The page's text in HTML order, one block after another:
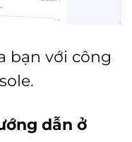
bạn với công
dẫn ở